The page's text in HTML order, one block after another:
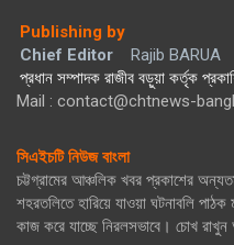
Publishing by
Chief Editor
Rajib BARUA
প্রধান সম্পাদক রাজীব বড়ুয়া কর্তৃক
Mail : contact@chtnews-
সিএইচটি নিউজ বাংলা
চট্টগ্রামের আঞ্চলিক খবর প্রকাশের
শহরতলিতে হারিয়ে যাওয়া ঘটনাবলি
কাজ করে যাচ্ছে নিরলসভাবে। চোখ রাখুন